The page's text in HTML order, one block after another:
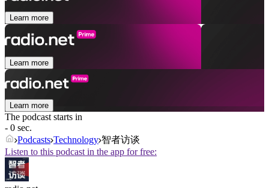
Learn more
Learn more
Learn more
The podcast starts in
- 0 sec.
Podcasts Technology 智者访谈
Listen to this podcast in the app for free: